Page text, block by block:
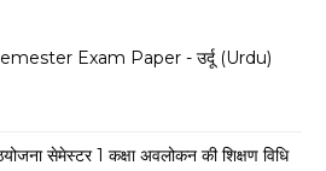
Exam Paper - उर्दू (Urdu)
सेमेस्टर 1 कक्षा अवलोकन की शिक्षण विधि